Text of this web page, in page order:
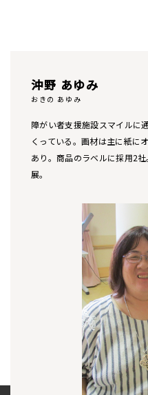
沖野 あゆみ
おきの あゆみ
障がい者支援施設スマイルに
くっている。画材は主に紙に
あり。商品のラベルに採用2
展。